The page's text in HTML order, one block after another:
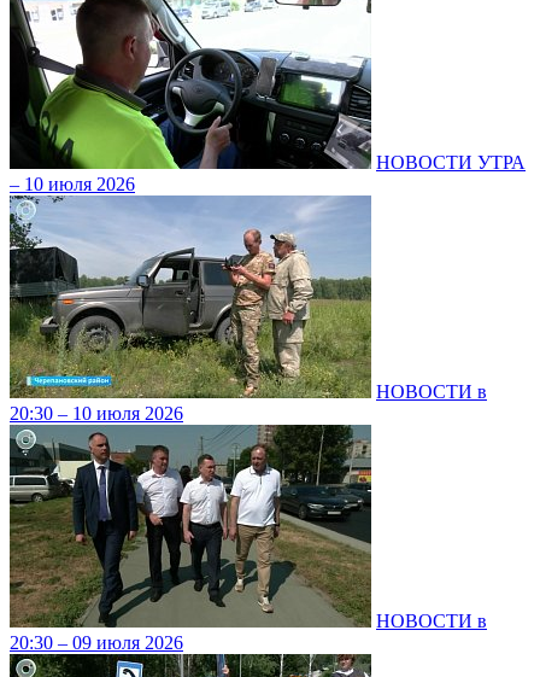
НОВОСТИ УТРА
– 10 июля 2026
НОВОСТИ в
20:30 – 10 июля 2026
НОВОСТИ в
20:30 – 09 июля 2026